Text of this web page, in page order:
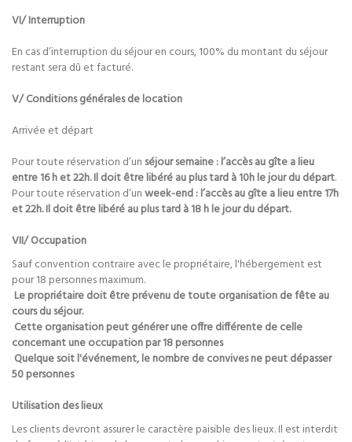
VI/ Interruption
En cas d’interruption du séjour en cours, 100% du montant du séjour
restant sera dû et facturé.
V/ Conditions générales de location
Arrivée et départ
Pour toute réservation d’un séjour semaine : l’accès au gîte a lieu
entre 16 h et 22h. Il doit être libéré au plus tard à 10h le jour du départ.
Pour toute réservation d’unweek-end : l’accès au gîte a lieu entre 17h
et 22h. Il doit être libéré au plus tard à 18 h le jour du départ.
VII/ Occupation
Sauf convention contraire avec le propriétaire, l'hébergement est
pour 18 personnes maximum.
Le propriétaire doit être prévenu de toute organisation de fête au
cours du séjour.
Cette organisation peut générer une offre différente de celle
concernant une occupation par 18 personnes
Quelque soit l'événement, le nombre de convives ne peut dépasser
50 personnes
Utilisation des lieux
Les clients devront assurer le caractère paisible des lieux. Il est interdit